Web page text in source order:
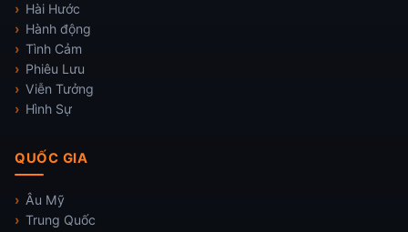
Hài Hước
Hành động
Tình Cảm
Phiêu Lưu
Viễn Tưởng
Hình Sự
QUỐC GIA
Âu Mỹ
Trung Quốc